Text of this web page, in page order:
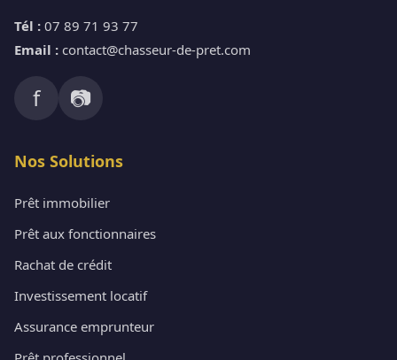
Tél : 07 89 71 93 77
Email : contact@chasseur-de-pret.com
f 📷
Nos Solutions
Prêt immobilier
Prêt aux fonctionnaires
Rachat de crédit
Investissement locatif
Assurance emprunteur